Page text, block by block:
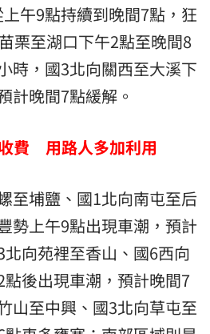
午9點持續到晚間7點，狂
栗至湖口下午2點至晚間8
時，國3北向關西至大溪下
計晚間7點緩解。
費 用路人多加利用
至埔鹽、國1北向南屯至后
勢上午9點出現車潮，預計
向苑裡至香山、國6西向
後出現車潮，預計晚間7
山至中興、國3北向草屯至